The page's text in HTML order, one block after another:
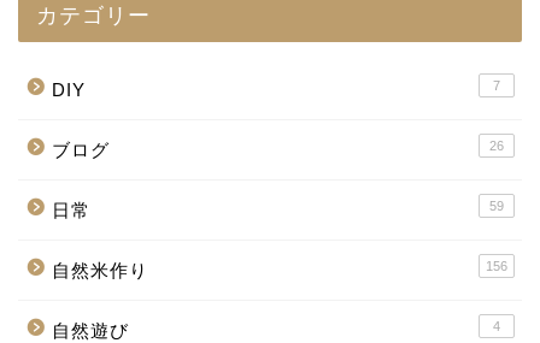
カテゴリー
DIY 7
ブログ 26
日常 59
自然米作り 156
自然遊び 4